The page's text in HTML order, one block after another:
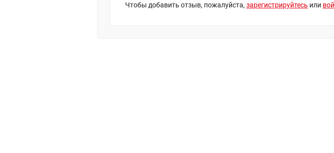
Чтобы добавить отзыв, пожалуйста, зарегистрируйтесь или